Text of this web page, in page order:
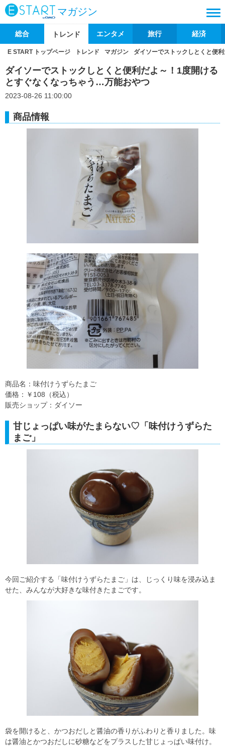
マガジン
総合 トレンド エンタメ 旅行 経済
E START トップページ トレンド マガジン ダイソーでストックしとくと便
ダイソーでストックしとくと便利だよ～！1度開ける
とすぐなくなっちゃう…万能おやつ
2023-08-26 11:00:00
商品情報
商品名：味付けうずらたまご
価格：￥108（税込）
販売ショップ：ダイソー
甘じょっぱい味がたまらない♡「味付けうずらた
まご」
今回ご紹介する「味付けうずらたまご」は、じっくり味を浸み込ま
せた、みんなが大好きな味付きたまごです。
袋を開けると、かつおだしと醤油の香りがふわりと香りました。味
は醤油とかつおだしに砂糖などをプラスした甘じょっぱい味付け。